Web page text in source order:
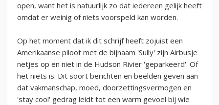
open, want het is natuurlijk zo dat iedereen gelijk heeft
omdat er weinig of niets voorspeld kan worden.
Op het moment dat ik dit schrijf heeft zojuist een
Amerikaanse piloot met de bijnaam 'Sully' zijn Airbusje
netjes op en niet in de Hudson Rivier 'geparkeerd'. Of
het niets is. Dit soort berichten en beelden geven aan
dat vakmanschap, moed, doorzettingsvermogen en
'stay cool' gedrag leidt tot een warm gevoel bij wie